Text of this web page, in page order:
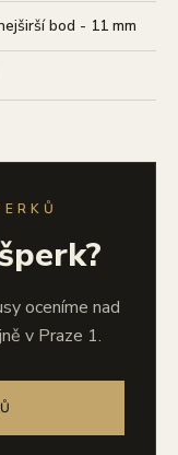
bod - 11 mm
oceníme nad
v Praze 1.